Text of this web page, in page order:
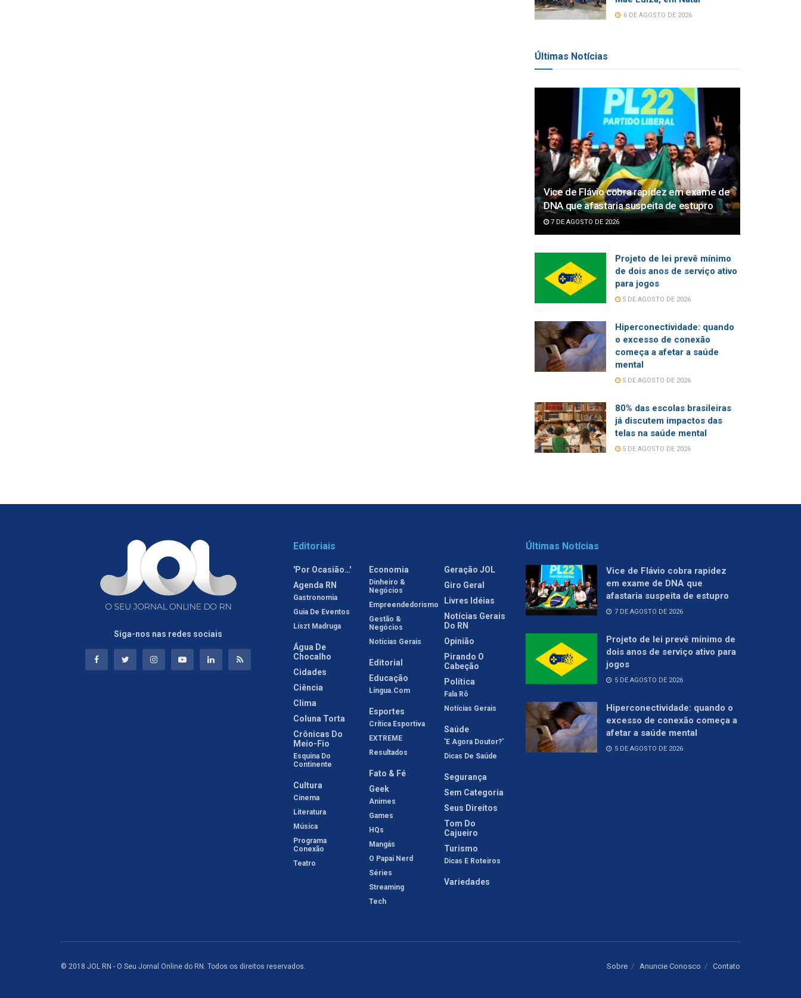
6 DE AGOSTO DE 2026
Últimas Notícias
Vice de Flávio cobra rapidez em exame de
DNA que afastaria suspeita de estupro
7 DE AGOSTO DE 2026
Projeto de lei prevê mínimo
de dois anos de serviço ativo
para jogos
5 DE AGOSTO DE 2026
Hiperconectividade: quando
o excesso de conexão
começa a afetar a saúde
mental
5 DE AGOSTO DE 2026
80% das escolas brasileiras
já discutem impactos das
telas na saúde mental
5 DE AGOSTO DE 2026
Siga-nos nas redes sociais
Editoriais
'Por Ocasião…'
Agenda RN
Gastronomia
Guia De Eventos
Liszt Madruga
Água De
Chocalho
Cidades
Ciência
Clima
Coluna Torta
Crônicas Do
Meio-Fio
Esquina Do
Continente
Cultura
Cinema
Literatura
Música
Programa
Conexão
Teatro
Economia
Dinheiro &
Negócios
Empreendedorismo
Gestão &
Negócios
Notícias Gerais
Editorial
Educação
Língua.com
Esportes
Crítica Esportiva
EXTREME
Resultados
Fato & Fé
Geek
Animes
Games
HQs
Mangás
O Papai Nerd
Séries
Streaming
Tech
Geração JOL
Giro Geral
Livres Idéias
Notícias Gerais
Do RN
Opinião
Pirando O
Cabeção
Política
Fala Rô
Notícias Gerais
Saúde
'E Agora Doutor?'
Dicas De Saúde
Segurança
Sem Categoria
Seus Direitos
Tom Do
Cajueiro
Turismo
Dicas E Roteiros
Variedades
Últimas Notícias
Vice de Flávio cobra rapidez
em exame de DNA que
afastaria suspeita de estupro
7 DE AGOSTO DE 2026
Projeto de lei prevê mínimo de
dois anos de serviço ativo para
jogos
5 DE AGOSTO DE 2026
Hiperconectividade: quando o
excesso de conexão começa a
afetar a saúde mental
5 DE AGOSTO DE 2026
Sobre Anuncie Conosco Contato
© 2018 JOL RN - O Seu Jornal Online do RN. Todos os direitos reservados.